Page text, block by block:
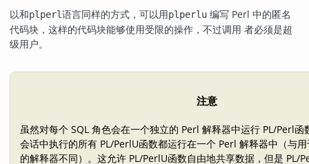
以和plperl语言同样的方式，可以用plperlu 编写 Perl 中的匿名
代码块，这样的代码块能够使用受限的操作，不过调用 者必须是超
级用户。
注意
虽然对每个 SQL 角色会在一个独立的 Perl 解释器中运行 PL/Perl函
会话中执行的所有 PL/PerlU函数都运行在一个 Perl 解释器中（与
的解释器不同）。这允许 PL/PerlU函数自由地共享数据，但是 PL/